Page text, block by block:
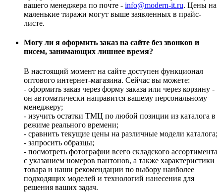
вашего менеджера по почте - info@modern-it.ru. Цены на
маленькие тиражи могут выше заявленных в прайс-
листе.
Могу ли я оформить заказ на сайте без звонков и
писем, занимающих лишнее время?
В настоящий момент на сайте доступен функционал
оптового интернет-магазина. Сейчас вы можете:
- оформить заказ через форму заказа или через корзину -
он автоматически направится вашему персональному
менеджеру;
- изучить остатки ТМЦ по любой позиции из каталога в
режиме реального времени;
- сравнить текущие цены на различные модели каталога;
- запросить образцы;
- посмотреть фотографии всего складского ассортимента
с указанием номеров пантонов, а также характеристики
товара и наши рекомендации по выбору наиболее
подходящих моделей и технологий нанесения для
решения ваших задач.